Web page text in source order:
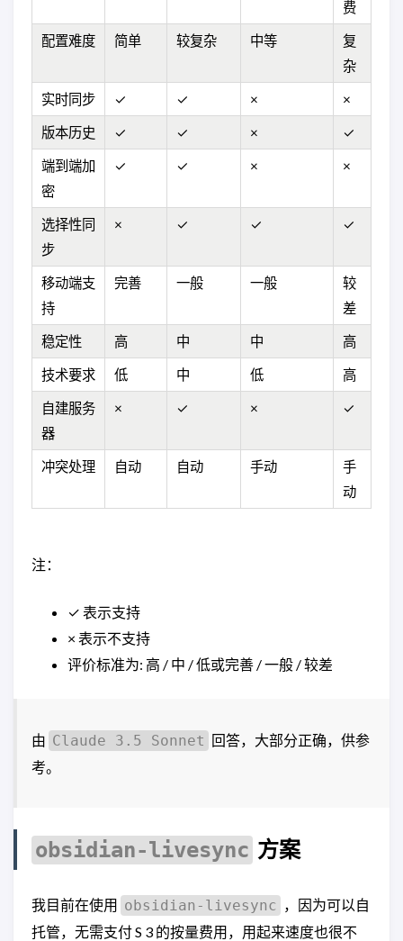
费
配置难度 简单 较复杂 中等
复
杂
实时同步 ✓ ✓ × ×
版本历史 ✓ ✓ × ✓
端到端加
密
✓ ✓ × ×
选择性同
步
× ✓ ✓ ✓
移动端支
持
完善 一般 一般
较
差
稳定性 高 中 中 高
技术要求 低 中 低 高
自建服务
器
× ✓ × ✓
冲突处理 自动 自动 手动
手
动
注：
✓ 表示支持
× 表示不支持
评价标准为: 高 / 中 / 低或完善 / 一般 / 较差
由 Claude 3.5 Sonnet 回答，大部分正确，供参
考。
obsidian-livesync 方案
我目前在使用 obsidian-livesync ，因为可以自
托管，无需支付 S 3 的按量费用，用起来速度也很不